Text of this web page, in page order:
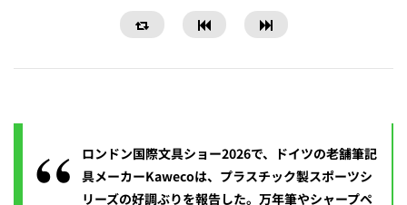
ロンドン国際文具ショー2026で、ドイツの老舗筆記
具メーカーKawecoは、プラスチック製スポーツシ
リーズの好調ぶりを報告した。万年筆やシャープペ